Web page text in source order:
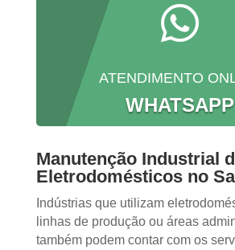

ATENDIMENTO
WHATSAPP
Manutenção Industrial
Eletrodomésticos no
Indústrias que utilizam
linhas de produção ou áreas
também podem contar com os